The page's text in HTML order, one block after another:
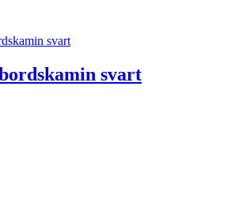
svart